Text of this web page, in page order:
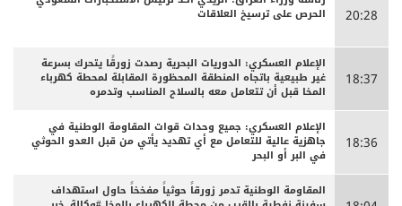
20:28 الحرص على ترسيخ العلاقات
18:37
الإعلام العسكري: الدوريات البحرية رصدت زورقًا يتحرك بسرعة
غير طبيعية باتجاه المنطقة المحظورة المقابلة لمحطة كهرباء
المخا قبل أن تتعامل معه بالسلاح المناسب وتدمره
18:36
الإعلام العسكري: جميع وحدات قوات المقاومة الوطنية في
جاهزية عالية للتعامل مع أي تهديد يأتي من قبل العدو الحوثي
في البر أو البحر
المقاومة الوطنية تدمر زورقاً حوثياً مفخخاً حاول استهداف